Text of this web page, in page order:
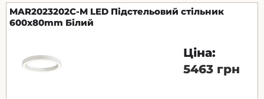
MAR2023202C-M LED Підстельовий стільник
600x80mm Білий
Ціна:
5463 грн